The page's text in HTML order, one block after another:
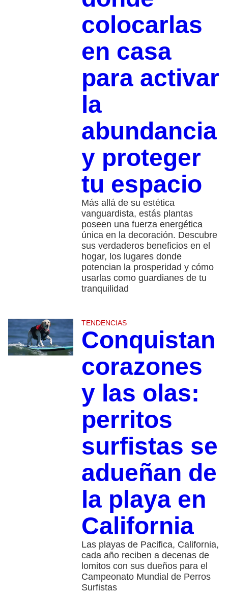
colocarlas
en casa
para activar
la
abundancia
y proteger
tu espacio
Más allá de su estética
vanguardista, estás plantas
poseen una fuerza energética
única en la decoración. Descubre
sus verdaderos beneficios en el
hogar, los lugares donde
potencian la prosperidad y cómo
usarlas como guardianes de tu
tranquilidad
TENDENCIAS
Conquistan
corazones
y las olas:
perritos
surfistas se
adueñan de
la playa en
California
Las playas de Pacifica, California,
cada año reciben a decenas de
lomitos con sus dueños para el
Campeonato Mundial de Perros
Surfistas